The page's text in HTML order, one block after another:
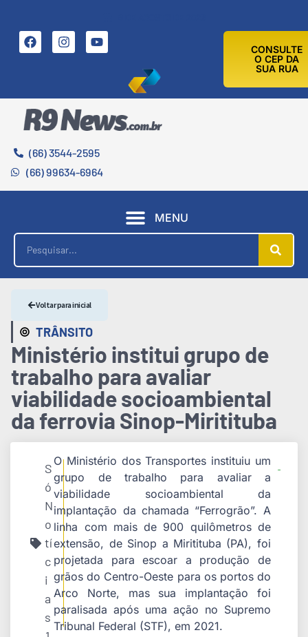
CONSULTE
O CEP DA
SUA RUA
(66) 3544-2595
(66) 99634-6964
MENU
TRÂNSITO
Voltar para inicial
Ministério institui grupo de
trabalho para avaliar
viabilidade socioambiental
da ferrovia Sinop-Miritituba
S
ó
N
o
tí
c
i
a
s
O Ministério dos Transportes instituiu um
grupo de trabalho para avaliar a
viabilidade socioambiental da
implantação da chamada “Ferrogrão”. A
linha com mais de 900 quilômetros de
extensão, de Sinop a Miritituba (PA), foi
projetada para escoar a produção de
grãos do Centro-Oeste para os portos do
Arco Norte, mas sua implantação foi
paralisada após uma ação no Supremo
Tribunal Federal (STF), em 2021.